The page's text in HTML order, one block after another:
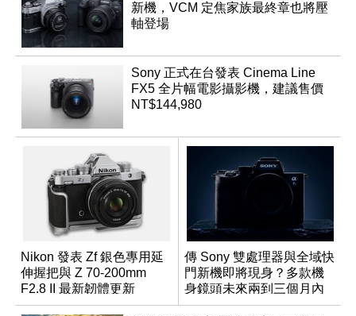
新機，VCM 定焦家族最終章也將壓
軸登場
Sony 正式在台發表 Cinema Line
FX5 全片幅電影攝影機，建議售價
NT$144,980
Nikon 發表 Zf 銀色專用延
伸握把與 Z 70-200mm
F2.8 II 最新韌體更新
傳 Sony 雙處理器與全域快
門新機即將現身？多款機
身鏡頭未來兩到三個月內
有望登場